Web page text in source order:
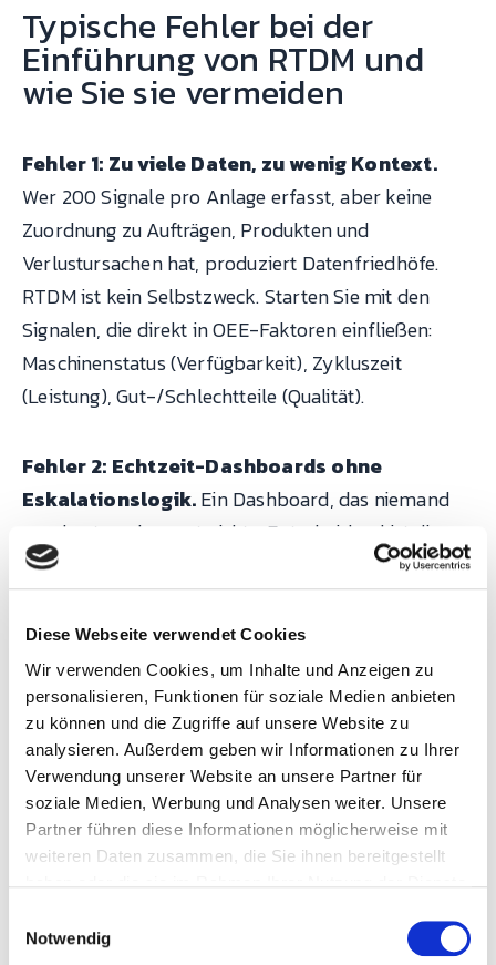
Diese Webseite verwendet Cookies
Wir verwenden Cookies, um Inhalte und Anzeigen zu
personalisieren, Funktionen für soziale Medien anbieten
zu können und die Zugriffe auf unsere Website zu
analysieren. Außerdem geben wir Informationen zu Ihrer
Verwendung unserer Website an unsere Partner für
soziale Medien, Werbung und Analysen weiter. Unsere
Partner führen diese Informationen möglicherweise mit
weiteren Daten zusammen, die Sie ihnen bereitgestellt
Notwendig
Typische Fehler bei der
Einführung von RTDM und
wie Sie sie vermeiden
Fehler 1: Zu viele Daten, zu wenig Kontext.
Wer 200 Signale pro Anlage erfasst, aber keine
Zuordnung zu Aufträgen, Produkten und
Verlustursachen hat, produziert Datenfriedhöfe.
RTDM ist kein Selbstzweck. Starten Sie mit den
Signalen, die direkt in OEE-Faktoren einfließen:
Maschinenstatus (Verfügbarkeit), Zykluszeit
(Leistung), Gut-/Schlechtteile (Qualität).
Fehler 2: Echtzeit-Dashboards ohne
Eskalationslogik.Ein Dashboard, das niemand
anschaut, verbessert nichts. Entscheidend ist die
Alarmkette: Wer wird wann bei welcher Abweichung
informiert? Ohne konfigurierteAlarme und
Eskalationsstufenbleibt RTDM passiv.
Fehler 3: RTDM nur für neue Anlagen planen.
Der größte Hebel liegt oft im
Bestandsmaschinenpark. Brownfield-Anlagen
ohne OPC UA lassen sich über digitale Signale
(Stückimpulse, Statusleuchten) anbinden. Die
Nachrüstung dauert pro Anlage Stunden, nicht